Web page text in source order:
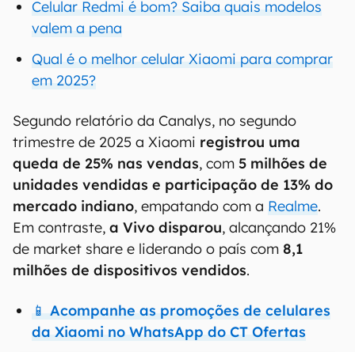
Celular Redmi é bom? Saiba quais modelos
valem a pena
Qual é o melhor celular Xiaomi para comprar
em 2025?
Segundo relatório da Canalys, no segundo
trimestre de 2025 a Xiaomi registrou uma
queda de 25% nas vendas, com 5 milhões de
unidades vendidas e participação de 13% do
mercado indiano, empatando com a Realme.
Em contraste, a Vivo disparou, alcançando 21%
de market share e liderando o país com 8,1
milhões de dispositivos vendidos.
📱 Acompanhe as promoções de celulares
da Xiaomi no WhatsApp do CT Ofertas